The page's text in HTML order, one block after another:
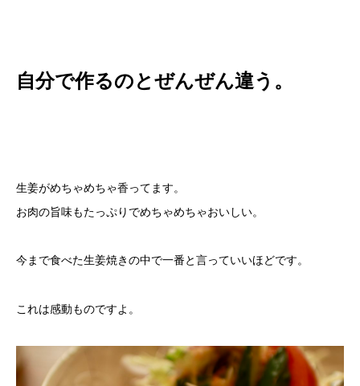
自分で作るのとぜんぜん違う。
生姜がめちゃめちゃ香ってます。
お肉の旨味もたっぷりでめちゃめちゃおいしい。
今まで食べた生姜焼きの中で一番と言っていいほどです。
これは感動ものですよ。